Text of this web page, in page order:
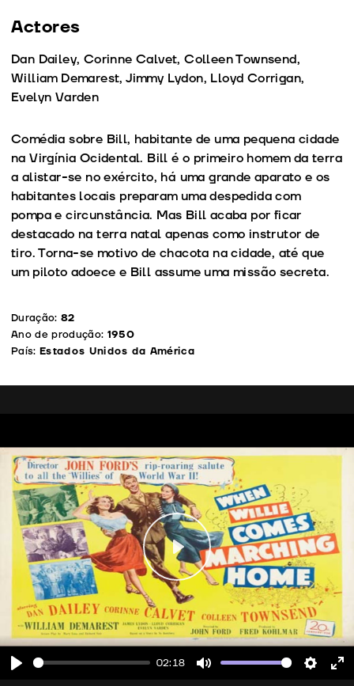
Actores
Dan Dailey, Corinne Calvet, Colleen Townsend,
William Demarest, Jimmy Lydon, Lloyd Corrigan,
Evelyn Varden
Comédia sobre Bill, habitante de uma pequena cidade
na Virgínia Ocidental. Bill é o primeiro homem da terra
a alistar-se no exército, há uma grande aparato e os
habitantes locais preparam uma despedida com
pompa e circunstância. Mas Bill acaba por ficar
destacado na terra natal apenas como instrutor de
tiro. Torna-se motivo de chacota na cidade, até que
um piloto adoece e Bill assume uma missão secreta.
Duração: 82
Ano de produção: 1950
País: Estados Unidos da América
02:18
Play